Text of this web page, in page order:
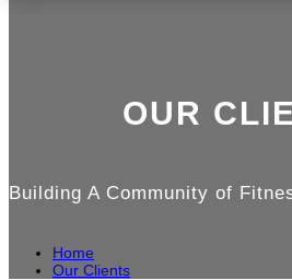
OUR
Building A Community of
Home
Our Clients